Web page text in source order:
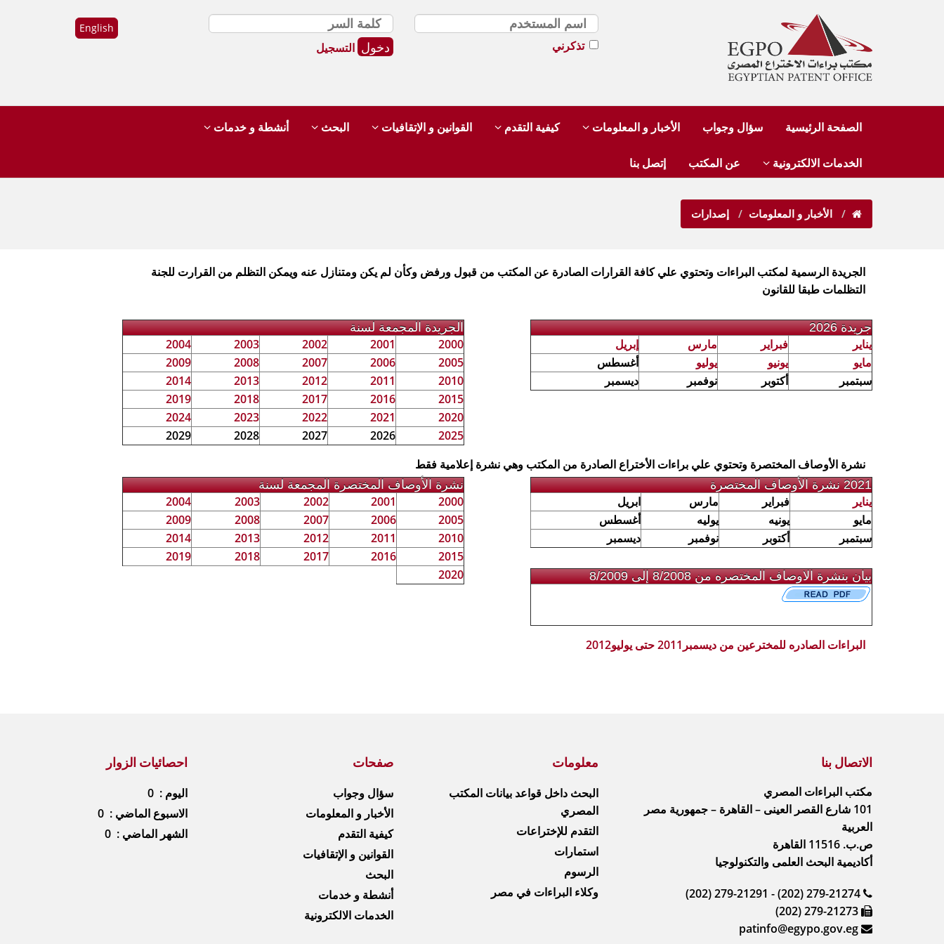
تذكرني التسجيل
English
الصفحة الرئيسية سؤال وجواب الأخبار و المعلومات كيفية التقدم القوانين و الإتقافيات البحث أنشطة و خدمات
الخدمات الالكترونية عن المكتب إتصل بنا
الأخبار و المعلومات إصدارات
الجريدة الرسمية لمكتب البراءات وتحتوي علي كافة القرارات الصادرة عن المكتب من قبول ورفض وكأن لم يكن ومتنازل عنه ويمكن التظلم من القرارت للجنة
التظلمات طبقا للقانون
جريدة 2026
يناير فبراير مارس
إبريل
مايو
يونيو يوليو
أغسطس
سبتمبر
أكتوبر نوفمبر ديسمبر
الجريدة المجمعة لسنة
2000
2001
2002
2003
2004
2005
2006
2007
2008
2009
2010
2011
2012
2013
2014
2015
2016
2017
2018
2019
2020
2021
2022
2023
2024
2025
2026
2027
2028
2029
نشرة الأوصاف المختصرة وتحتوي علي براءات الأختراع الصادرة من المكتب وهي نشرة إعلامية فقط
2021 نشرة الأوصاف المختصرة
يناير فبراير مارس
ابريل
مايو
يونيه يوليه
أغسطس
سبتمبر
أكتوبر نوفمبر ديسمبر
نشرة الأوصاف المختصرة المجمعة لسنة
2000
2001
2002
2003
2004
2005
2006
2007
2008
2009
2010
2011
2012
2013
2014
2015
2016
2017
2018
2019
2020
بيان بنشرة الاوصاف المختصره من 8/2008 إلى 8/2009
البراءات الصادره للمخترعين من ديسمبر2011 حتى يوليو2012
الاتصال بنا
مكتب البراءات المصري
101 شارع القصر العينى – القاهرة – جمهورية مصر
العربية
ص.ب. 11516 القاهرة
أكاديمية البحث العلمى والتكنولوجيا
(202) 279-21291 - (202) 279-21274
(202) 279-21273
patinfo@egypo.gov.eg
معلومات
البحث داخل قواعد بيانات المكتب
المصري
التقدم للإختراعات
استمارات
الرسوم
وكلاء البراءات في مصر
صفحات
سؤال وجواب
الأخبار و المعلومات
كيفية التقدم
القوانين و الإتقافيات
البحث
أنشطة و خدمات
الخدمات الالكترونية
احصائيات الزوار
اليوم : 0
الاسبوع الماضي : 0
الشهر الماضي : 0